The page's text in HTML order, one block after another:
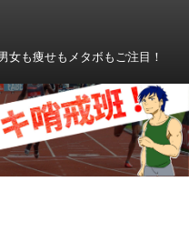
女も痩せもメタボもご注目！